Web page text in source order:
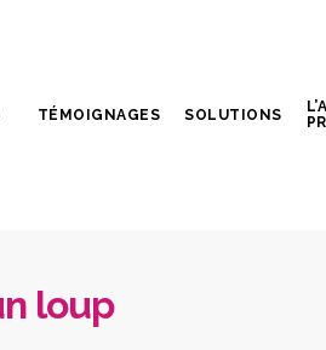
TÉMOIGNAGES SOLUTIONS
loup